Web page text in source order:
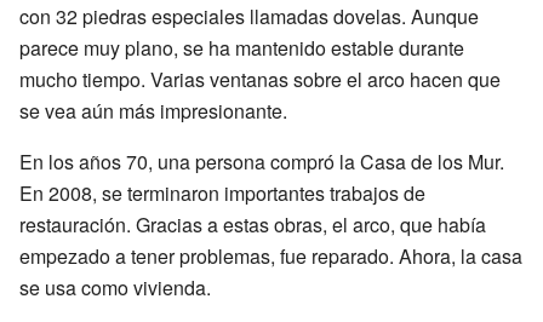
con 32 piedras especiales llamadas dovelas. Aunque
parece muy plano, se ha mantenido estable durante
mucho tiempo. Varias ventanas sobre el arco hacen que
se vea aún más impresionante.
En los años 70, una persona compró la Casa de los Mur.
En 2008, se terminaron importantes trabajos de
restauración. Gracias a estas obras, el arco, que había
empezado a tener problemas, fue reparado. Ahora, la casa
se usa como vivienda.